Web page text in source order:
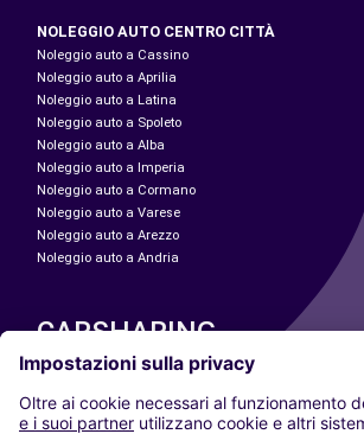
NOLEGGIO AUTO CENTRO CITTÀ
Noleggio auto a Cassino
Noleggio auto a Aprilia
Noleggio auto a Latina
Noleggio auto a Spoleto
Noleggio auto a Alba
Noleggio auto a Imperia
Noleggio auto a Cormano
Noleggio auto a Varese
Noleggio auto a Arezzo
Noleggio auto a Andria
CARSHARING
LE NOSTRE CITTÀ
Paris
Madrid